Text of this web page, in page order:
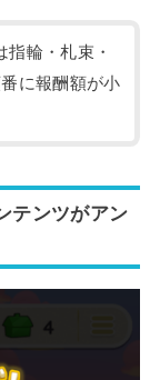
輪・札束・
に報酬額が小
テンツがアン